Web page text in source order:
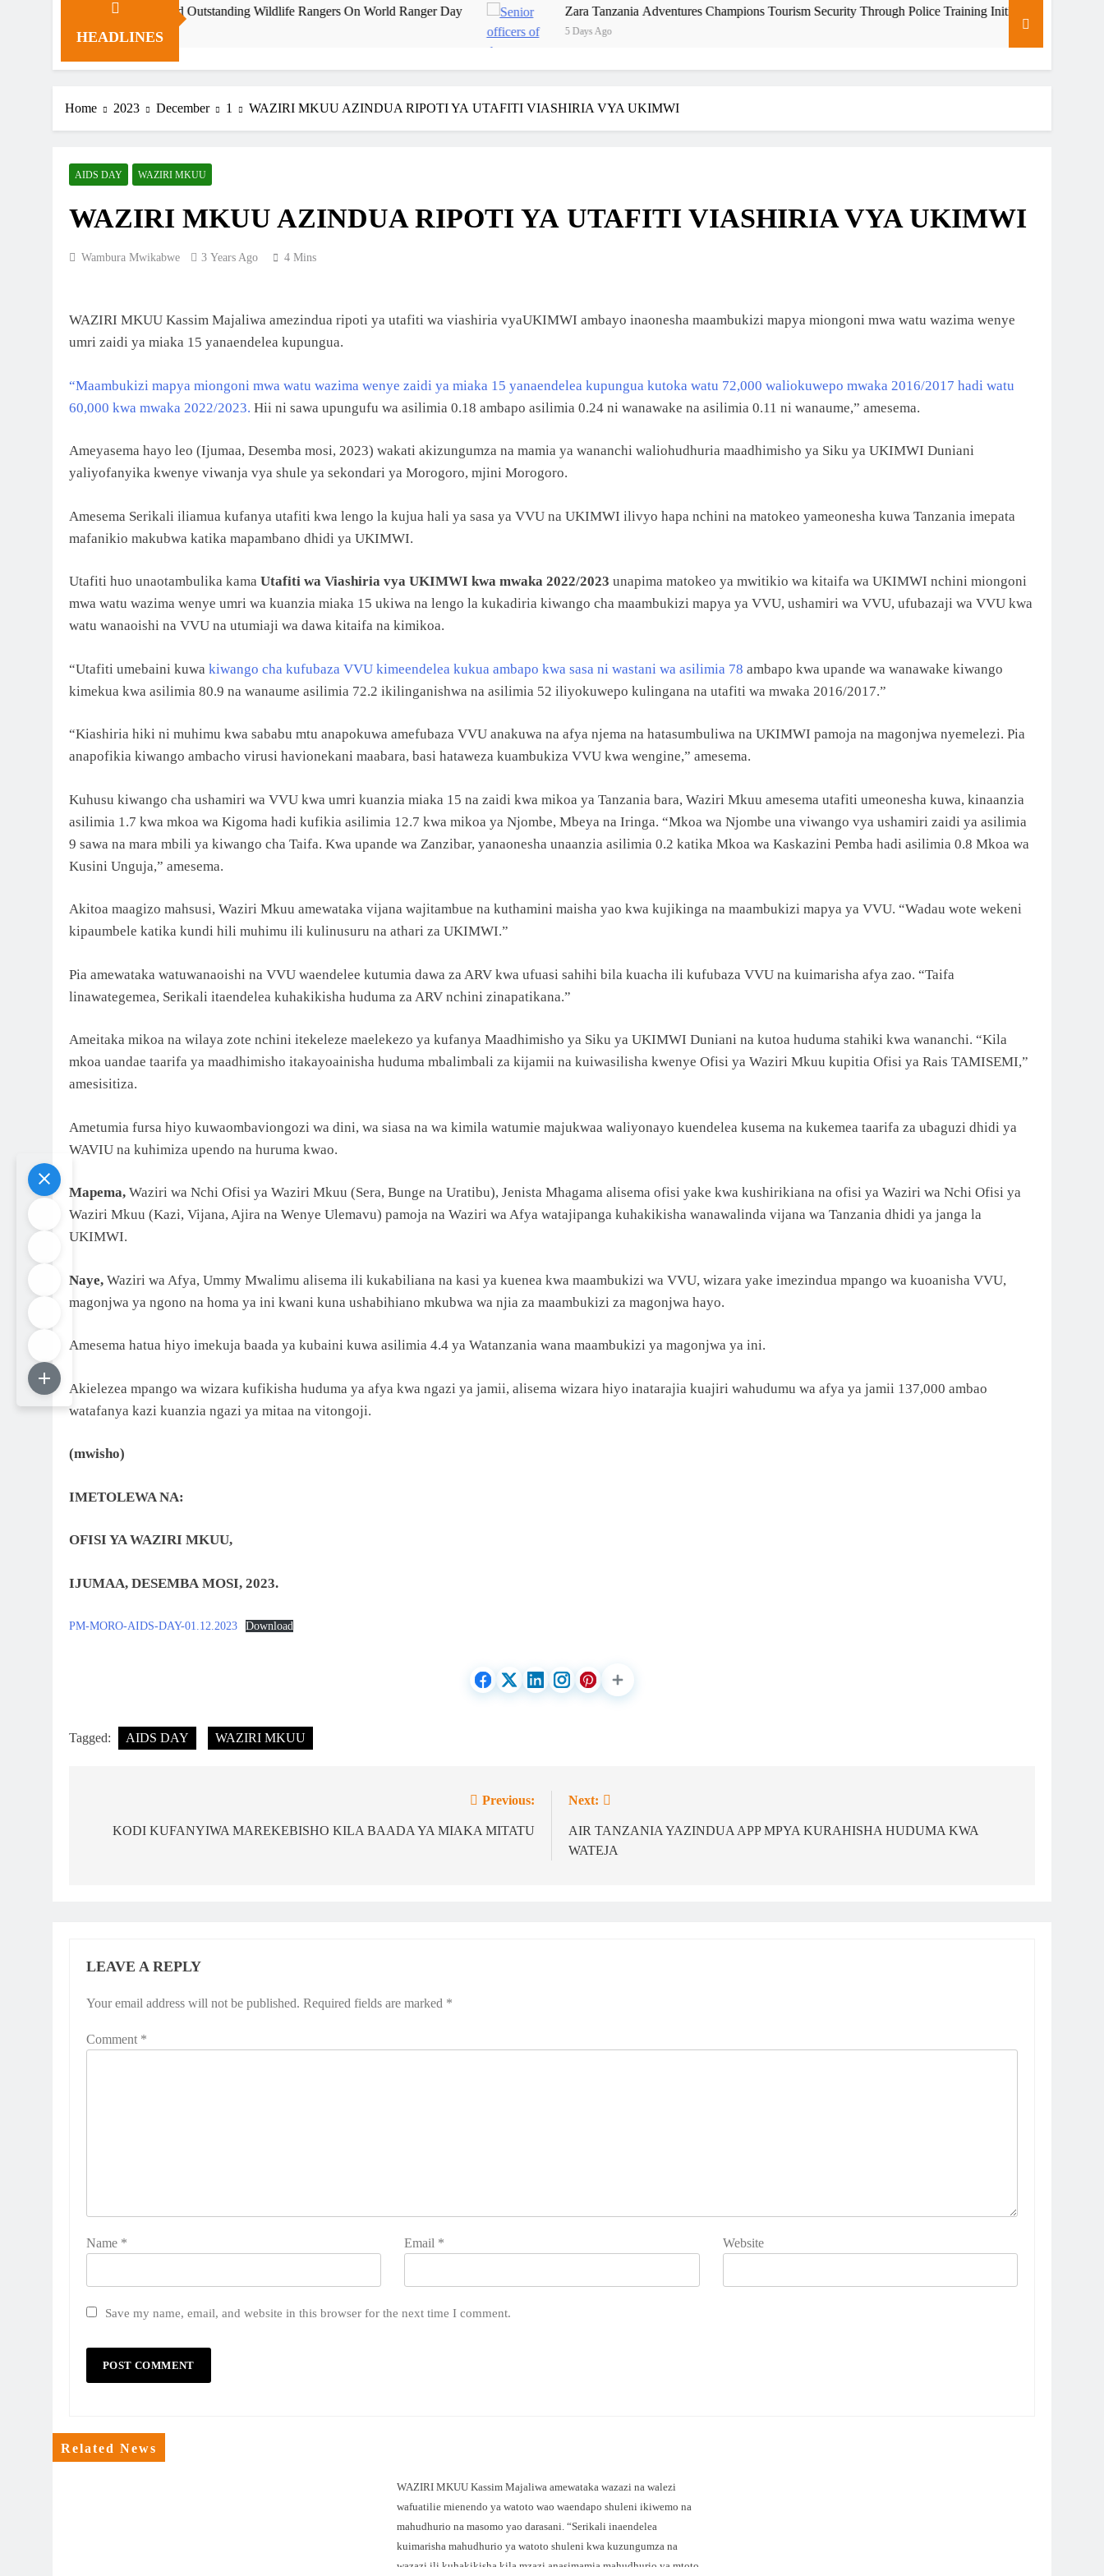
HEADLINES
To Fallen And Outstanding Wildlife Rangers On World Ranger Day Zara Tanzania Adventures Champions Tourism Security Through Police Training Initiative
5 Days Ago
Home 2023 December 1 WAZIRI MKUU AZINDUA RIPOTI YA UTAFITI VIASHIRIA VYA UKIMWI
AIDS DAY WAZIRI MKUU
WAZIRI MKUU AZINDUA RIPOTI YA UTAFITI VIASHIRIA VYA UKIMWI
Wambura Mwikabwe 3 Years Ago 4 Mins
WAZIRI MKUU Kassim Majaliwa amezindua ripoti ya utafiti wa viashiria vyaUKIMWI ambayo inaonesha maambukizi mapya miongoni mwa watu wazima wenye
umri zaidi ya miaka 15 yanaendelea kupungua.
“Maambukizi mapya miongoni mwa watu wazima wenye zaidi ya miaka 15 yanaendelea kupungua kutoka watu 72,000 waliokuwepo mwaka 2016/2017 hadi watu
60,000 kwa mwaka 2022/2023. Hii ni sawa upungufu wa asilimia 0.18 ambapo asilimia 0.24 ni wanawake na asilimia 0.11 ni wanaume,” amesema.
Ameyasema hayo leo (Ijumaa, Desemba mosi, 2023) wakati akizungumza na mamia ya wananchi waliohudhuria maadhimisho ya Siku ya UKIMWI Duniani
yaliyofanyika kwenye viwanja vya shule ya sekondari ya Morogoro, mjini Morogoro.
Amesema Serikali iliamua kufanya utafiti kwa lengo la kujua hali ya sasa ya VVU na UKIMWI ilivyo hapa nchini na matokeo yameonesha kuwa Tanzania imepata
mafanikio makubwa katika mapambano dhidi ya UKIMWI.
Utafiti huo unaotambulika kama Utafiti wa Viashiria vya UKIMWI kwa mwaka 2022/2023 unapima matokeo ya mwitikio wa kitaifa wa UKIMWI nchini miongoni
mwa watu wazima wenye umri wa kuanzia miaka 15 ukiwa na lengo la kukadiria kiwango cha maambukizi mapya ya VVU, ushamiri wa VVU, ufubazaji wa VVU kwa
watu wanaoishi na VVU na utumiaji wa dawa kitaifa na kimikoa.
“Utafiti umebaini kuwa kiwango cha kufubaza VVU kimeendelea kukua ambapo kwa sasa ni wastani wa asilimia 78 ambapo kwa upande wa wanawake kiwango
kimekua kwa asilimia 80.9 na wanaume asilimia 72.2 ikilinganishwa na asilimia 52 iliyokuwepo kulingana na utafiti wa mwaka 2016/2017.”
“Kiashiria hiki ni muhimu kwa sababu mtu anapokuwa amefubaza VVU anakuwa na afya njema na hatasumbuliwa na UKIMWI pamoja na magonjwa nyemelezi. Pia
anapofikia kiwango ambacho virusi havionekani maabara, basi hataweza kuambukiza VVU kwa wengine,” amesema.
Kuhusu kiwango cha ushamiri wa VVU kwa umri kuanzia miaka 15 na zaidi kwa mikoa ya Tanzania bara, Waziri Mkuu amesema utafiti umeonesha kuwa, kinaanzia
asilimia 1.7 kwa mkoa wa Kigoma hadi kufikia asilimia 12.7 kwa mikoa ya Njombe, Mbeya na Iringa. “Mkoa wa Njombe una viwango vya ushamiri zaidi ya asilimia
9 sawa na mara mbili ya kiwango cha Taifa. Kwa upande wa Zanzibar, yanaonesha unaanzia asilimia 0.2 katika Mkoa wa Kaskazini Pemba hadi asilimia 0.8 Mkoa wa
Kusini Unguja,” amesema.
Akitoa maagizo mahsusi, Waziri Mkuu amewataka vijana wajitambue na kuthamini maisha yao kwa kujikinga na maambukizi mapya ya VVU. “Wadau wote wekeni
kipaumbele katika kundi hili muhimu ili kulinusuru na athari za UKIMWI.”
Pia amewataka watuwanaoishi na VVU waendelee kutumia dawa za ARV kwa ufuasi sahihi bila kuacha ili kufubaza VVU na kuimarisha afya zao. “Taifa
linawategemea, Serikali itaendelea kuhakikisha huduma za ARV nchini zinapatikana.”
Ameitaka mikoa na wilaya zote nchini itekeleze maelekezo ya kufanya Maadhimisho ya Siku ya UKIMWI Duniani na kutoa huduma stahiki kwa wananchi. “Kila
mkoa uandae taarifa ya maadhimisho itakayoainisha huduma mbalimbali za kijamii na kuiwasilisha kwenye Ofisi ya Waziri Mkuu kupitia Ofisi ya Rais TAMISEMI,”
amesisitiza.
Ametumia fursa hiyo kuwaombaviongozi wa dini, wa siasa na wa kimila watumie majukwaa waliyonayo kuendelea kusema na kukemea taarifa za ubaguzi dhidi ya
WAVIU na kuhimiza upendo na huruma kwao.
Mapema, Waziri wa Nchi Ofisi ya Waziri Mkuu (Sera, Bunge na Uratibu), Jenista Mhagama alisema ofisi yake kwa kushirikiana na ofisi ya Waziri wa Nchi Ofisi ya
Waziri Mkuu (Kazi, Vijana, Ajira na Wenye Ulemavu) pamoja na Waziri wa Afya watajipanga kuhakikisha wanawalinda vijana wa Tanzania dhidi ya janga la
UKIMWI.
Naye, Waziri wa Afya, Ummy Mwalimu alisema ili kukabiliana na kasi ya kuenea kwa maambukizi wa VVU, wizara yake imezindua mpango wa kuoanisha VVU,
magonjwa ya ngono na homa ya ini kwani kuna ushabihiano mkubwa wa njia za maambukizi za magonjwa hayo.
Amesema hatua hiyo imekuja baada ya kubaini kuwa asilimia 4.4 ya Watanzania wana maambukizi ya magonjwa ya ini.
Akielezea mpango wa wizara kufikisha huduma ya afya kwa ngazi ya jamii, alisema wizara hiyo inatarajia kuajiri wahudumu wa afya ya jamii 137,000 ambao
watafanya kazi kuanzia ngazi ya mitaa na vitongoji.
(mwisho)
IMETOLEWA NA:
OFISI YA WAZIRI MKUU,
IJUMAA, DESEMBA MOSI, 2023.
PM-MORO-AIDS-DAY-01.12.2023 Download
Tagged: AIDS DAY WAZIRI MKUU
navigation
Previous:
KODI KUFANYIWA MAREKEBISHO KILA BAADA YA MIAKA MITATU
Next:
AIR TANZANIA YAZINDUA APP MPYA KURAHISHA HUDUMA KWA
WATEJA
LEAVE A REPLY
Your email address will not be published. Required fields are marked *
Comment *
Name * Email * Website
Save my name, email, and website in this browser for the next time I comment.
Related News
WAZIRI MKUU Kassim Majaliwa amewataka wazazi na walezi
wafuatilie mienendo ya watoto wao waendapo shuleni ikiwemo na
mahudhurio na masomo yao darasani. “Serikali inaendelea
kuimarisha mahudhurio ya watoto shuleni kwa kuzungumza na
wazazi ili kuhakikisha kila mzazi anasimamia mahudhurio ya mtoto